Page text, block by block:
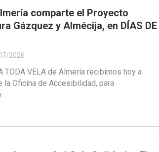
comparte el Proyecto
Gázquez y Almécija, en DÍAS DE
2026
VELA de Almería recibimos hoy a
la Oficina de Accesibilidad, para